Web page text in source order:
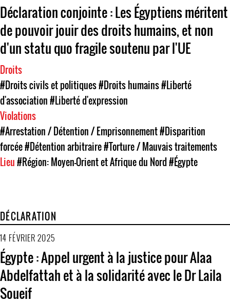
Déclaration conjointe : Les Égyptiens méritent
de pouvoir jouir des droits humains, et non
d'un statu quo fragile soutenu par l'UE
Droits
#Droits civils et politiques#Droits humains#Liberté
d'association#Liberté d'expression
Violations
#Arrestation / Détention / Emprisonnement#Disparition
forcée#Détention arbitraire#Torture / Mauvais traitements
Lieu#Région: Moyen-Orient et Afrique du Nord#Égypte
DÉCLARATION
14 FÉVRIER 2025
Égypte : Appel urgent à la justice pour Alaa
Abdelfattah et à la solidarité avec le Dr Laila
Soueif